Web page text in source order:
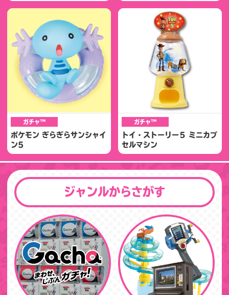
ガチャ™
ポケモン ぎらぎらサンシャイ
ン5
ガチャ™
トイ・ストーリー５ ミニカプ
セルマシン
ジャンルからさがす